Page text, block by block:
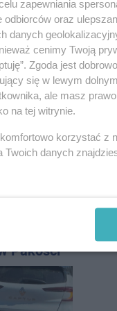
na
pasy
od
Pakości
zapewniania
oraz
danych
cenimy Twoją
Zgoda jest
się w lewym
ale masz
na tej witrynie.
korzystać z
Twoich danych